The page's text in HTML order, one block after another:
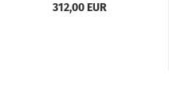
ma­le Vor­der­achs­last...
312,00 EUR